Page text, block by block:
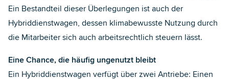
Ein Bestandteil dieser Überlegungen ist auch der
Hybriddienstwagen, dessen klimabewusste Nutzung durch
die Mitarbeiter sich auch arbeitsrechtlich steuern lässt.
Eine Chance, die häufig ungenutzt bleibt
Ein Hybriddienstwagen verfügt über zwei Antriebe: Einen